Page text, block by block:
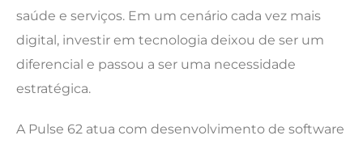
saúde e serviços. Em um cenário cada vez mais
digital, investir em tecnologia deixou de ser um
diferencial e passou a ser uma necessidade
estratégica.
A Pulse 62 atua com desenvolvimento de software